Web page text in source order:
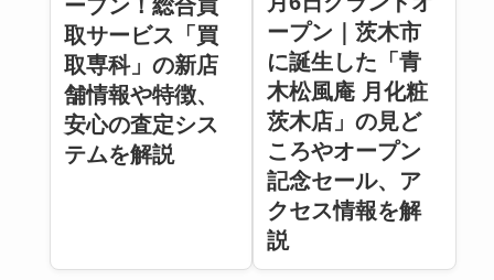
ープン！総合買
取サービス「買
取専科」の新店
舗情報や特徴、
安心の査定シス
テムを解説
ープン｜茨木市
に誕生した「青
木松風庵 月化粧
茨木店」の見ど
ころやオープン
記念セール、ア
クセス情報を解
説